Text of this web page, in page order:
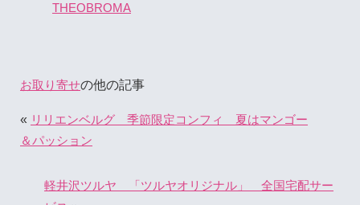
THEOBROMA
お取り寄せの他の記事
« リリエンベルグ 季節限定コンフィ 夏はマンゴー
＆パッション
軽井沢ツルヤ 「ツルヤオリジナル」 全国宅配サー